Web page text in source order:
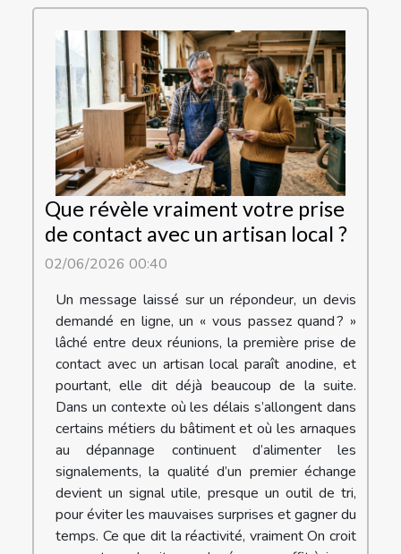
Que révèle vraiment votre prise
de contact avec un artisan local ?
02/06/2026 00:40
Un message laissé sur un répondeur, un devis
demandé en ligne, un « vous passez quand ? »
lâché entre deux réunions, la première prise de
contact avec un artisan local paraît anodine, et
pourtant, elle dit déjà beaucoup de la suite.
Dans un contexte où les délais s’allongent dans
certains métiers du bâtiment et où les arnaques
au dépannage continuent d’alimenter les
signalements, la qualité d’un premier échange
devient un signal utile, presque un outil de tri,
pour éviter les mauvaises surprises et gagner du
temps. Ce que dit la réactivité, vraiment On croit